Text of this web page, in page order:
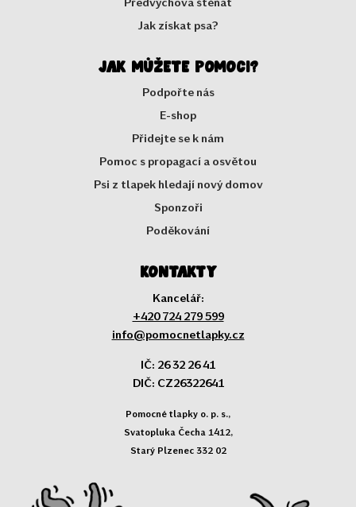
Jak získat psa?
Jak můžete pomoci?
Podpořte nás
E-shop
Přidejte se k nám
Pomoc s propagací a osvětou
Psi z tlapek hledají nový domov
Sponzoři
Poděkování
Kontakty
Kancelář:
+420 724 279 599
info@pomocnetlapky.cz
IČ: 26 32 26 41
DIČ: CZ26322641
Pomocné tlapky o. p. s.,
Svatopluka Čecha 1412,
Starý Plzenec 332 02